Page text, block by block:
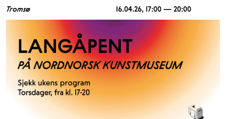
Tromsø 16.04.26, 17:00 — 20:00